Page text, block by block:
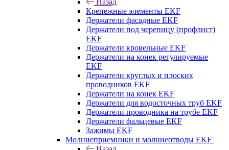
Назад
Крепежные элементы EKF
Держатели фасадные EKF
Держатели под черепицу (профлист)
EKF
Держатели кровельные EKF
Держатели на конек регулируемые
EKF
Держатели круглых и плоских
проводников EKF
Держатели на конек EKF
Держатели для водосточных труб EKF
Держатели проводника на трубе EKF
Держатели фальцевые EKF
Зажимы EKF
Молниеприемники и молниеотводы EKF